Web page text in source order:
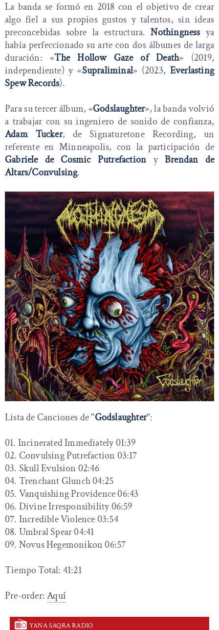
La banda se formó en 2018 con el objetivo de crear
algo fiel a sus propios gustos y talentos, sin ideas
preconcebidas sobre la estructura.Nothingnessya
había perfeccionado su arte con dos álbumes de larga
duración: «The Hollow Gaze of Death» (2019,
independiente) y «Supraliminal» (2023, Everlasting
Spew Records).
Para su tercer álbum, «Godslaughter», la banda volvió
a trabajar con su ingeniero de sonido de confianza,
Adam Tucker, de Signaturetone Recording, un
referente en Minneapolis, con la participación de
Gabriele de Cosmic Putrefaction y Brendan de
Altars/Convulsing.
Lista de Canciones de "Godslaughter":
01. Incinerated Immediately 01:39
02. Convulsing Putrefaction 03:17
03. Skull Evulsion 02:46
04. Trenchant Glunch 04:25
05. Vanquishing Providence 06:43
06. Divine Irresponsibility 06:59
07. Incredible Violence 03:54
08. Umbral Spear 04:41
09. Novus Hegemonikon 06:57
Tiempo Total: 41:21
Pre-order:Aquí
YANA SAQRA RADIO